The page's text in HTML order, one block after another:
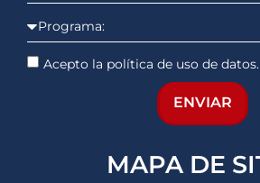
Acepto la política de uso de datos.
ENVIAR
MAPA DE